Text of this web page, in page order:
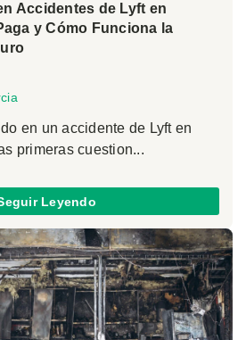
Accidentes de Lyft en
y Cómo Funciona la
en un accidente de Lyft en
primeras cuestion...
Leyendo